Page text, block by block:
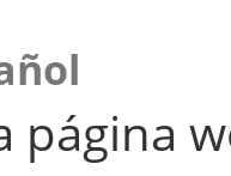
página